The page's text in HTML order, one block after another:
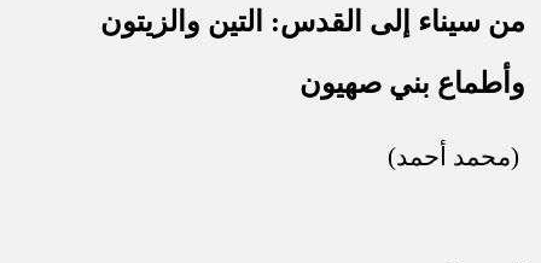
من سيناء إلى القدس: التين والزيتون
وأطماع بني صهيون
(محمد أحمد)